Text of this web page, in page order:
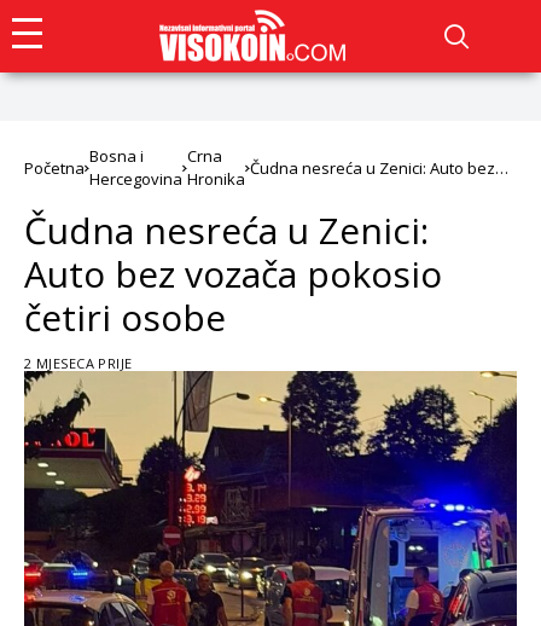
Početna
Bosna i
Hercegovina
Crna
Hronika
Čudna nesreća u Zenici: Auto bez
Čudna nesreća u Zenici:
Auto bez vozača pokosio
četiri osobe
2 MJESECA PRIJE